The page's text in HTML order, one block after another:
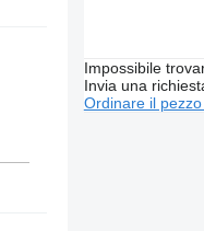
Impossibile
Invia una
Ordinare il